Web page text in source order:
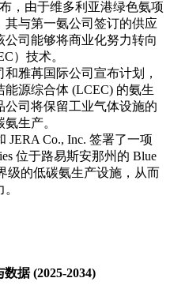
，由于维多利亚港绿色氨项
其与第一氨公司签订的供应
司能够将商业化努力转向
）技术。
和雅苒国际公司宣布计划，
源综合体 (LCEC) 的氨生
司将保留工业气体设施的
生产。
JERA Co., Inc. 签署了一项
位于路易斯安那州的 Blue
级的低碳氨生产设施，从而
据 (2025-2034)